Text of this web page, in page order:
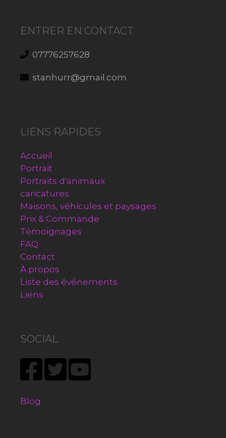
ENTRER EN CONTACT
07776257628
stanhurr@gmail.com
LIENS RAPIDES
Accueil
Portrait
Portraits d'animaux
caricatures
Maisons, véhicules et paysages
Prix & Commande
Témoignages
FAQ
Contact
À propos
Liste des événements
Liens
SOCIAL
Blog